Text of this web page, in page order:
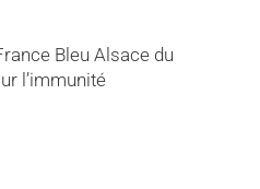
Bleu Alsace du
l’immunité